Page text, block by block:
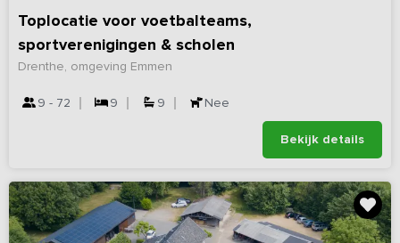
Toplocatie voor voetbalteams,
sportverenigingen & scholen
Drenthe, omgeving Emmen
9 - 72 9 9 Nee
Bekijk details